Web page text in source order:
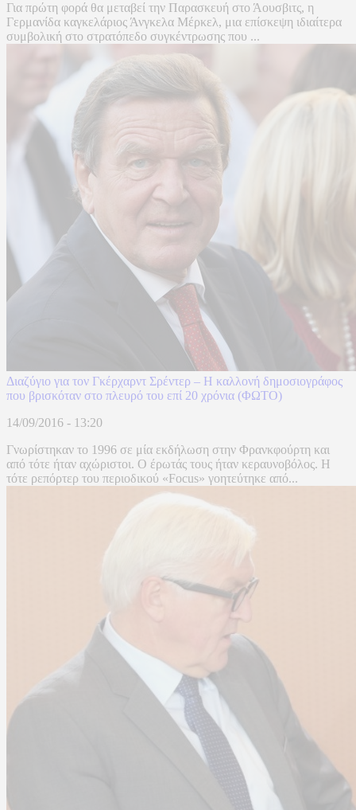
Για πρώτη φορά θα μεταβεί την Παρασκευή στο Άουσβιτς, η
Γερμανίδα καγκελάριος Άνγκελα Μέρκελ, μια επίσκεψη ιδιαίτερα
συμβολική στο στρατόπεδο συγκέντρωσης που ...
Διαζύγιο για τον Γκέρχαρντ Σρέντερ – Η καλλονή δημοσιογράφος
που βρισκόταν στο πλευρό του επί 20 χρόνια (ΦΩΤΟ)
14/09/2016 - 13:20
Γνωρίστηκαν το 1996 σε μία εκδήλωση στην Φρανκφούρτη και
από τότε ήταν αχώριστοι. Ο έρωτάς τους ήταν κεραυνοβόλος. Η
τότε ρεπόρτερ του περιοδικού «Focus» γοητεύτηκε από...